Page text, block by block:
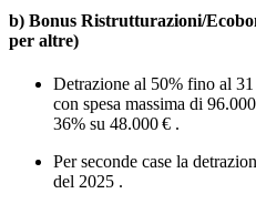
b) Bonus Ristrutturazioni/
per altre)
Detrazione al 50% fino al
con spesa massima di
36% su 48.000 € .
Per seconde case la
del 2025 .